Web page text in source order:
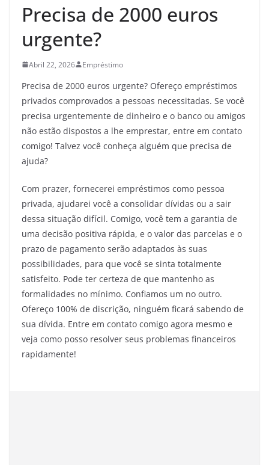
Precisa de 2000 euros
urgente?
Abril 22, 2026 Empréstimo
Precisa de 2000 euros urgente? Ofereço empréstimos
privados comprovados a pessoas necessitadas. Se você
precisa urgentemente de dinheiro e o banco ou amigos
não estão dispostos a lhe emprestar, entre em contato
comigo! Talvez você conheça alguém que precisa de
ajuda?
Com prazer, fornecerei empréstimos como pessoa
privada, ajudarei você a consolidar dívidas ou a sair
dessa situação difícil. Comigo, você tem a garantia de
uma decisão positiva rápida, e o valor das parcelas e o
prazo de pagamento serão adaptados às suas
possibilidades, para que você se sinta totalmente
satisfeito. Pode ter certeza de que mantenho as
formalidades no mínimo. Confiamos um no outro.
Ofereço 100% de discrição, ninguém ficará sabendo de
sua dívida. Entre em contato comigo agora mesmo e
veja como posso resolver seus problemas financeiros
rapidamente!